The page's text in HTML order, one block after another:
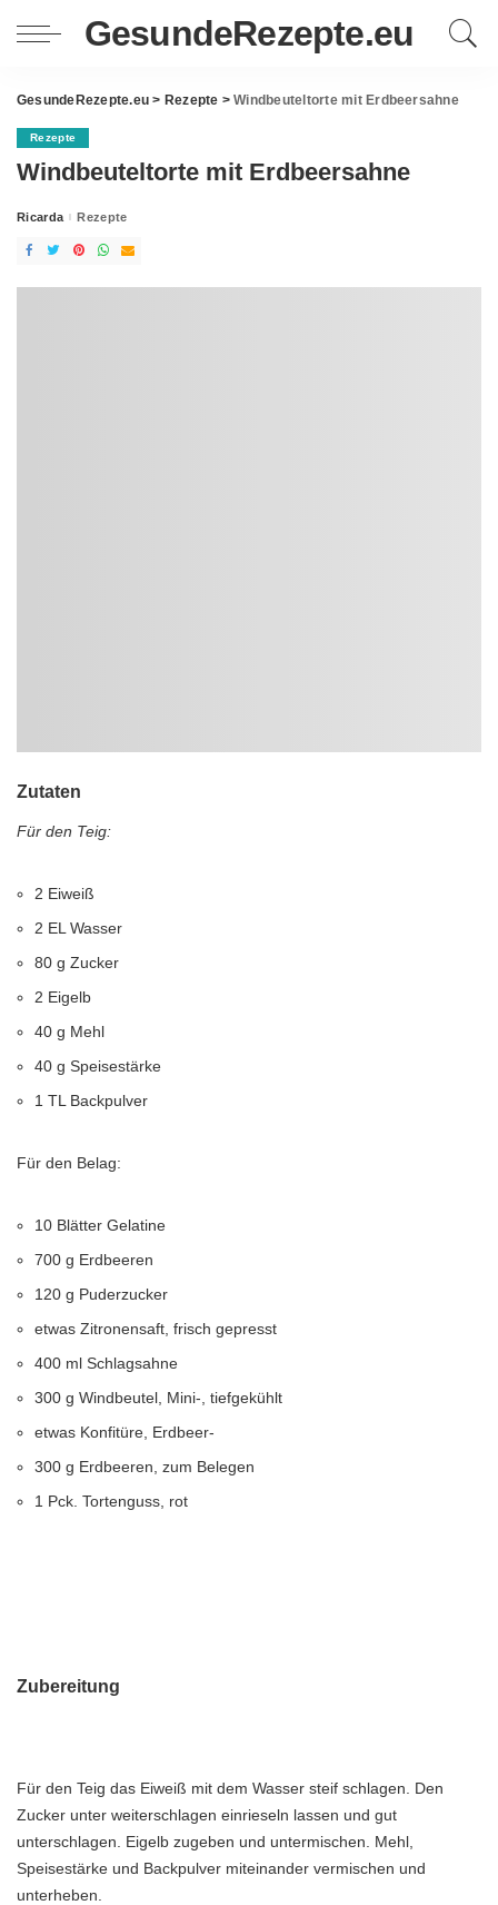
GesundeRezepte.eu
GesundeRezepte.eu > Rezepte >Windbeuteltorte mit Erdbeersahne
Rezepte
Windbeuteltorte mit Erdbeersahne
Posted
Ricarda Rezepte
Zutaten
Für den Teig:
2 Eiweiß
2 EL Wasser
80 g Zucker
2 Eigelb
40 g Mehl
40 g Speisestärke
1 TL Backpulver
Für den Belag:
10 Blätter Gelatine
700 g Erdbeeren
120 g Puderzucker
etwas Zitronensaft, frisch gepresst
400 ml Schlagsahne
300 g Windbeutel, Mini-, tiefgekühlt
etwas Konfitüre, Erdbeer-
300 g Erdbeeren, zum Belegen
1 Pck. Tortenguss, rot
Zubereitung
Für den Teig das Eiweiß mit dem Wasser steif schlagen. Den
Zucker unter weiterschlagen einrieseln lassen und gut
unterschlagen. Eigelb zugeben und untermischen. Mehl,
Speisestärke und Backpulver miteinander vermischen und
unterheben.